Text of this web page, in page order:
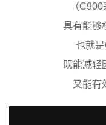
（
具有能够
也就
既能减轻
又能有